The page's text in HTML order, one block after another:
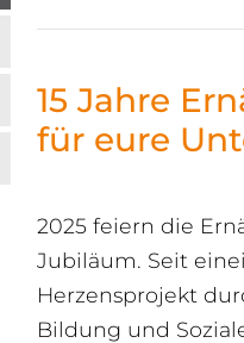
15 Jahre
für eure
2025 feiern die
Jubiläum. Seit
Herzensprojekt
Bildung und